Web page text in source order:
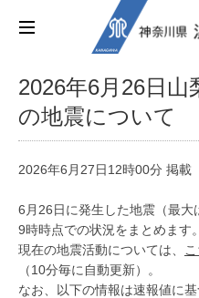
2026年6月26日山
の地震について
2026年6月27日12時00分 掲載
6月26日に発生した地震（最
9時時点での状況をまとめます。
現在の地震活動については、
（10分毎に自動更新）。
なお、以下の情報は速報値に